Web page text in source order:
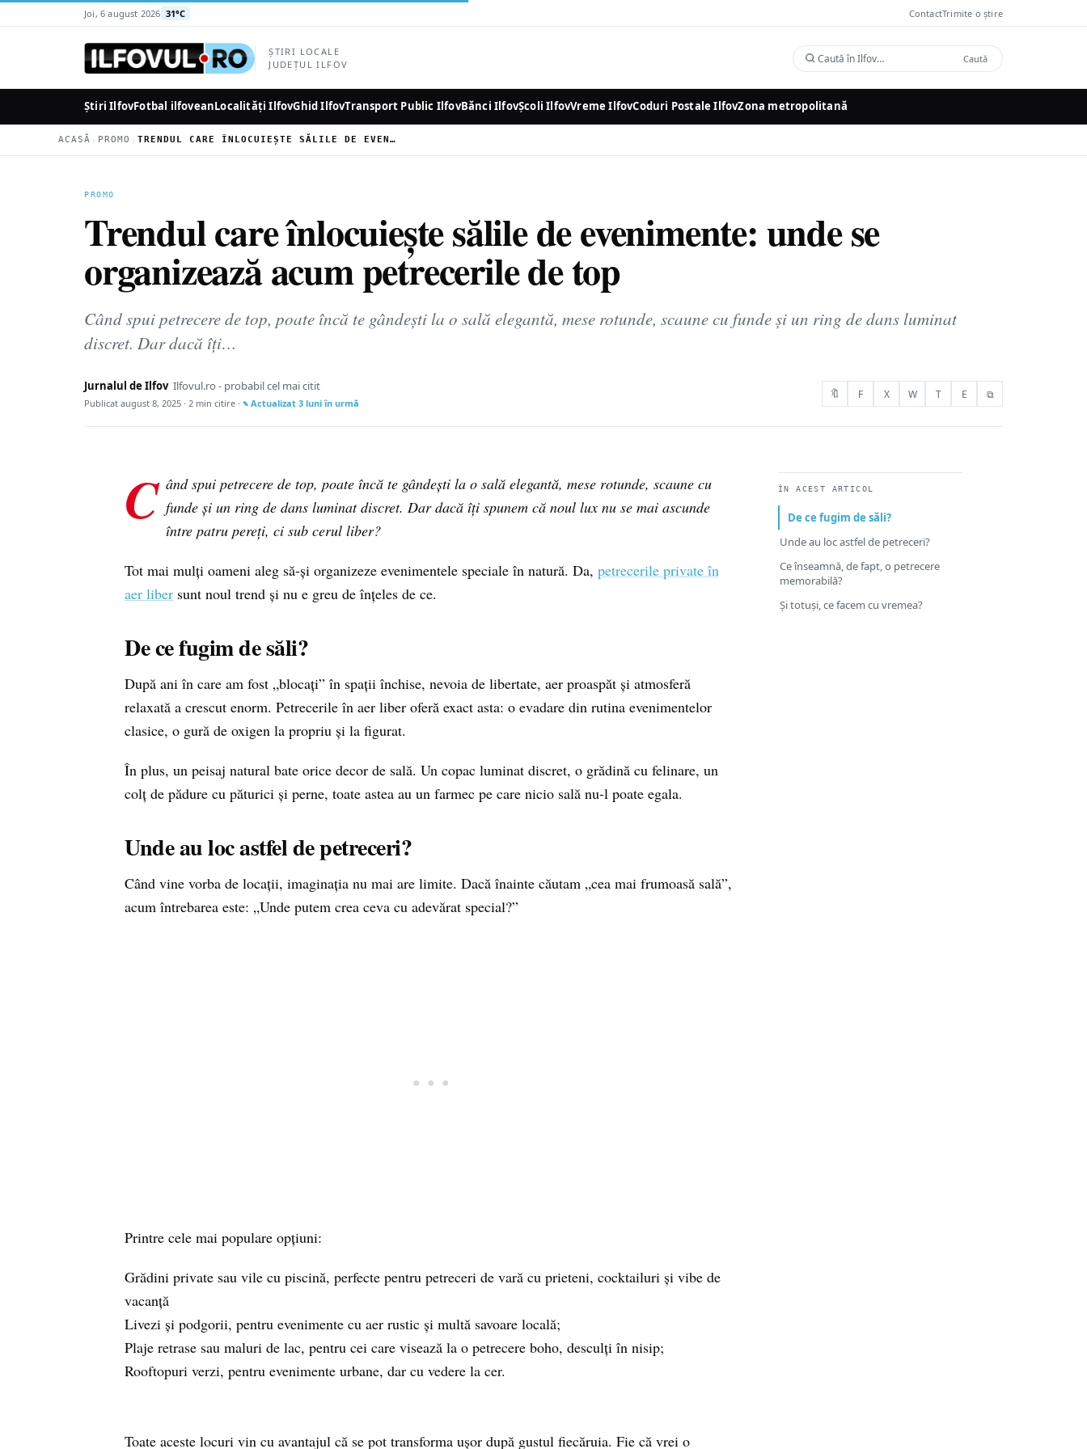
Joi, 6 august 2026 31°C ContactTrimite o știre
ȘTIRI LOCALE
JUDEȚUL ILFOV
Caută
în
Ilfov
Caută
Știri IlfovFotbal ilfoveanLocalități IlfovGhid IlfovTransport Public IlfovBănci IlfovȘcoli IlfovVreme IlfovCoduri Postale IlfovZona metropolitană
ACASĂ › PROMO › TRENDUL CARE ÎNLOCUIEȘTE SĂLILE DE EVENIMENTE: UNDE SE ORGANIZEAZĂ ACUM PETRECERILE DE TOP
PROMO
Trendul care înlocuiește sălile de evenimente: unde se
organizează acum petrecerile de top
Când spui petrecere de top, poate încă te gândești la o sală elegantă, mese rotunde, scaune cu funde și un ring de dans luminat
discret. Dar dacă îți…
Jurnalul de Ilfov Ilfovul.ro - probabil cel mai citit
Publicat august 8, 2025 · 2 min citire · Actualizat 3 luni în urmă
🔖 F X W T E ⧉
C ând spui petrecere de top, poate încă te gândești la o sală elegantă, mese rotunde, scaune cu
funde și un ring de dans luminat discret. Dar dacă îți spunem că noul lux nu se mai ascunde
între patru pereți, ci sub cerul liber?
Tot mai mulți oameni aleg să-și organizeze evenimentele speciale în natură. Da, petrecerile private în
aer liber sunt noul trend și nu e greu de înțeles de ce.
De ce fugim de săli?
După ani în care am fost „blocați” în spații închise, nevoia de libertate, aer proaspăt și atmosferă
relaxată a crescut enorm. Petrecerile în aer liber oferă exact asta: o evadare din rutina evenimentelor
clasice, o gură de oxigen la propriu și la figurat.
În plus, un peisaj natural bate orice decor de sală. Un copac luminat discret, o grădină cu felinare, un
colț de pădure cu păturici și perne, toate astea au un farmec pe care nicio sală nu-l poate egala.
Unde au loc astfel de petreceri?
Când vine vorba de locații, imaginația nu mai are limite. Dacă înainte căutam „cea mai frumoasă sală”,
acum întrebarea este: „Unde putem crea ceva cu adevărat special?”
Printre cele mai populare opțiuni:
Grădini private sau vile cu piscină, perfecte pentru petreceri de vară cu prieteni, cocktailuri și vibe de
vacanță
Livezi și podgorii, pentru evenimente cu aer rustic și multă savoare locală;
Plaje retrase sau maluri de lac, pentru cei care visează la o petrecere boho, desculți în nisip;
Rooftopuri verzi, pentru evenimente urbane, dar cu vedere la cer.
Toate aceste locuri vin cu avantajul că se pot transforma ușor după gustul fiecăruia. Fie că vrei o
ÎN ACEST ARTICOL
De ce fugim de săli?
Unde au loc astfel de petreceri?
Ce înseamnă, de fapt, o petrecere
memorabilă?
Și totuși, ce facem cu vremea?